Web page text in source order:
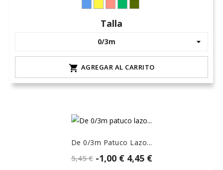
(7)(1)cuarzo(salmón)
L-
tamarisco-
v.
mar
-
Talla
 AGREGAR AL CARRITO
De 0/3m Patuco Lazo...
5,45 € -1,00 € 4,45 €